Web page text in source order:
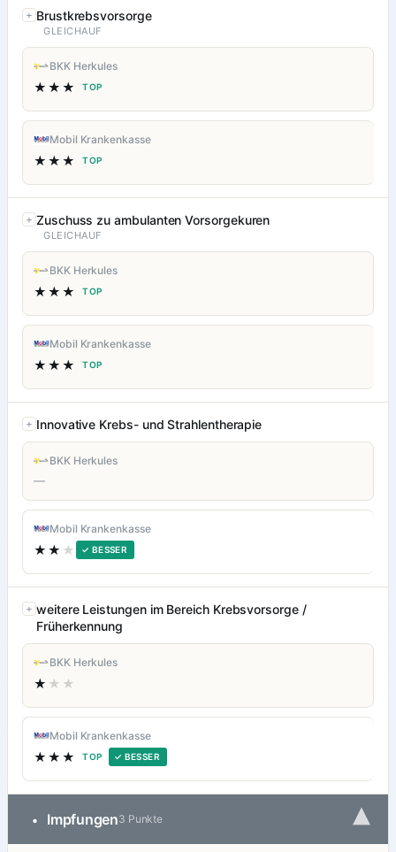
Brustkrebsvorsorge
GLEICHAUF
BKK Herkules
★★★ TOP
Mobil Krankenkasse
★★★ TOP
Zuschuss zu ambulanten Vorsorgekuren
GLEICHAUF
BKK Herkules
★★★ TOP
Mobil Krankenkasse
★★★ TOP
Innovative Krebs- und Strahlentherapie
BKK Herkules
—
Mobil Krankenkasse
★★ ★ ✓ BESSER
weitere Leistungen im Bereich Krebsvorsorge /
Früherkennung
BKK Herkules
★ ★★
Mobil Krankenkasse
★★★ TOP ✓ BESSER
• Impfungen3 Punkte ▾